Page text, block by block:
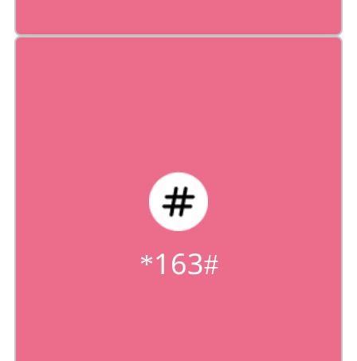
الرسائل القصيرة
163#*